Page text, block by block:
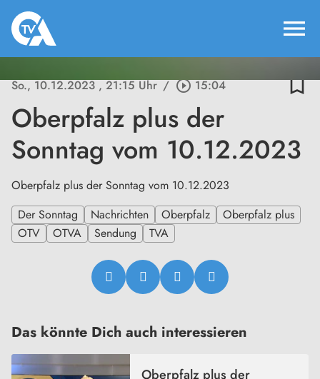
menu
So., 10.12.2023, 21:15 Uhr / play_circle_outline15:04 bookmark_border
Oberpfalz plus der
Sonntag vom 10.12.2023
Oberpfalz plus der Sonntag vom 10.12.2023
Der Sonntag
Nachrichten Oberpfalz
Oberpfalz plus
OTV
OTVA Sendung TVA
Das könnte Dich auch interessieren
Oberpfalz plus der